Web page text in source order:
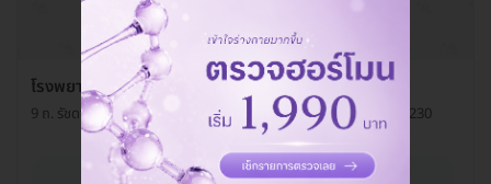
โรงพยาบาลนวเวช แผนกแพทย์แผนจีน
9 ถ. รัชดา-รามอินทรา แขวงนวลจันทร์ เขตบึงกุ่ม กรุงเทพมหานคร 10230
ดูรายละเอียด